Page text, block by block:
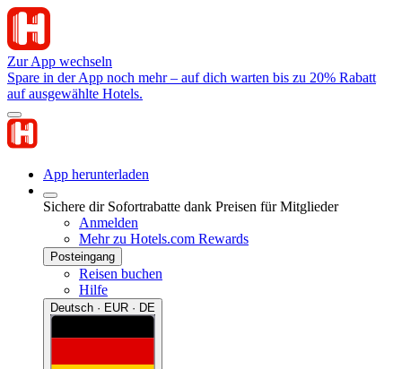
Zur App wechseln
Spare in der App noch mehr – auf dich warten bis zu 20% Rabatt
auf ausgewählte Hotels.
App herunterladen
Sichere dir Sofortrabatte dank Preisen für Mitglieder
Anmelden
Mehr zu Hotels.com Rewards
Posteingang
Reisen buchen
Hilfe
Deutsch · EUR · DE